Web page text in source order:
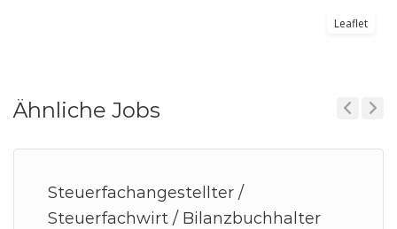
Leaflet
Ähnliche Jobs
Steuerfachangestellter /
Steuerfachwirt / Bilanzbuchhalter